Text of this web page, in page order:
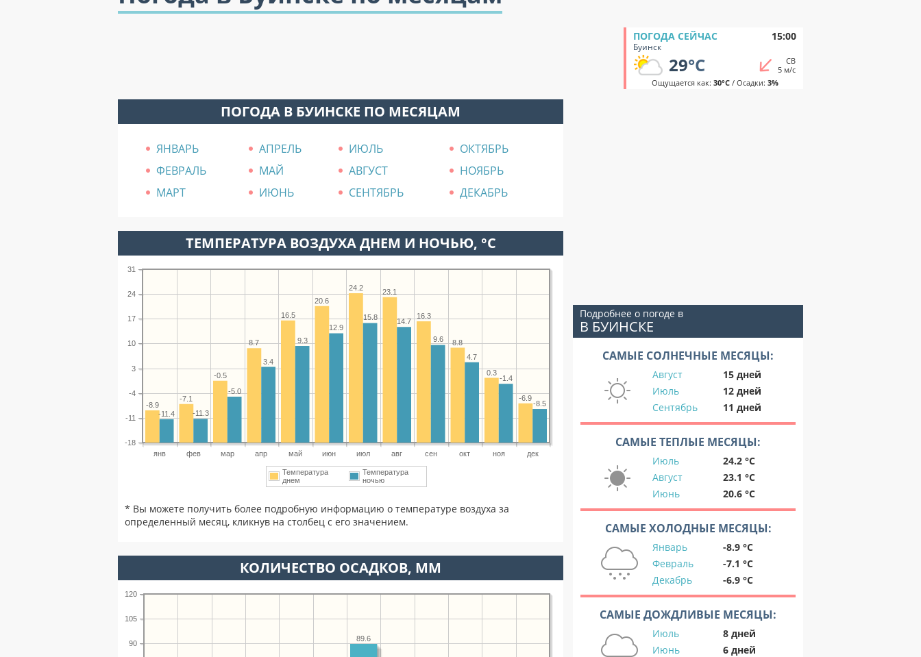
ПОГОДА СЕЙЧАС 15:00
Буинск
29°C
СВ
5 м/с
Ощущается как: 30°C/ Осадки: 3%
ПОГОДА В БУИНСКЕ ПО МЕСЯЦАМ
ЯНВАРЬ АПРЕЛЬ ИЮЛЬ
ОКТЯБРЬ
ФЕВРАЛЬ
МАЙ АВГУСТ
НОЯБРЬ
МАРТ
ИЮНЬ СЕНТЯБРЬ ДЕКАБРЬ
ТЕМПЕРАТУРА ВОЗДУХА ДНЕМ И НОЧЬЮ, °C
янв фев мар апр май июн июл авг сен окт ноя дек
-18
-11
-4
3
10
17
24
31
-6.9
0.3
8.8
16.3
23.1
24.2
20.6
16.5
8.7
-0.5
-7.1
-8.9 -8.5
-1.4
4.7
9.6
14.7
15.8
12.9
9.3
3.4
-5.0
-11.3
-11.4
Температура
днем
Температура
ночью
* Вы можете получить более подробную информацию о температуре воздуха за
определенный месяц, кликнув на столбец с его значением.
КОЛИЧЕСТВО ОСАДКОВ, ММ
90
105
120
89.6
Подробнее о погоде в
В БУИНСКЕ
САМЫЕ СОЛНЕЧНЫЕ МЕСЯЦЫ:
Август
15 дней
Июль
12 дней
Сентябрь
11 дней
САМЫЕ ТЕПЛЫЕ МЕСЯЦЫ:
Июль
24.2 °C
Август
23.1 °C
Июнь
20.6 °C
САМЫЕ ХОЛОДНЫЕ МЕСЯЦЫ:
Январь
-8.9 °C
Февраль
-7.1 °C
Декабрь
-6.9 °C
САМЫЕ ДОЖДЛИВЫЕ МЕСЯЦЫ:
Июль
8 дней
Июнь
6 дней